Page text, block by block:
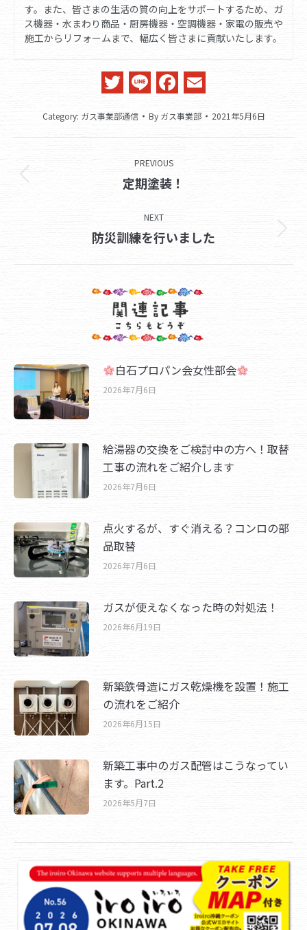
す。また、皆さまの生活の質の向上をサポートするため、ガ
ス機器・水まわり商品・厨房機器・空調機器・家電の販売や
施工からリフォームまで、幅広く皆さまに貢献いたします。
Twitter
LineFacebook
Category: ガス事業部通信 By ガス事業部 2021年5月6日
navigation
PREVIOUS
Previous
定期塗装！
NEXT
Next
防災訓練を行いました
白石プロパン会女性部会
2026年7月6日
給湯器の交換をご検討中の方へ！取替
工事の流れをご紹介します
2026年7月6日
点火するが、すぐ消える？コンロの部
品取替
2026年7月6日
ガスが使えなくなった時の対処法！
2026年6月19日
新築鉄骨造にガス乾燥機を設置！施工
の流れをご紹介
2026年6月15日
新築工事中のガス配管はこうなってい
ます。Part.2
2026年5月7日